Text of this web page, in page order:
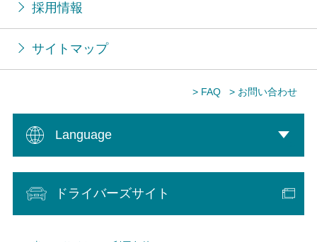
採用情報
サイトマップ
> FAQ > お問い合わせ
Language
ドライバーズサイト